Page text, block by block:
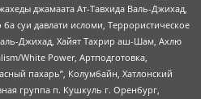
джамаата Ат-Тавхида Валь-Джихад,
суи давлати исломи, Террористическое
Джихад, Хайят Тахрир аш-Шам, Ахлю
White Power, Артподготовка,
пахарь”, Колумбайн, Хатлонский
группа п. Кушкуль г. Оренбург,